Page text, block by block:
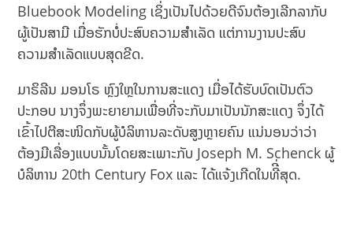
Bluebook Modeling ເຊິ່ງເປັນໄປດ້ວຍດີຈົນຕ້ອງເລີກລາກັບ
ຜູ້ເປັນສາມີ ເມື່ອຮັກບໍ່ປະສົບຄວາມສຳເລັດ ແຕ່ການງານປະສົບ
ຄວາມສຳເລັດແບບສຸດຂີດ.
ມາຣິລີນ ມອນໂຣ ຫຼົງໃຫຼໃນການສະແດງ ເມື່ອໄດ້ຮັບບົດເປັນຕົວ
ປະກອບ ນາງຈຶ່ງພະຍາຍາມເພື່ອທີ່ຈະກັບມາເປັນນັກສະແດງ ຈຶ່ງໄດ້
ເຂົ້າໄປຕີສະໜິດກັບຜູ້ບໍລິຫານລະດັບສູງຫຼາຍຄົນ ແນ່ນອນວ່າວ່າ
ຕ້ອງມີເລື່ອງແບບນັ້ນໂດຍສະເພາະກັບ Joseph M. Schenck ຜູ້
ບໍລິຫານ 20th Century Fox ແລະ ໄດ້ແຈ້ງເກີດໃນທີີ່ສຸດ.